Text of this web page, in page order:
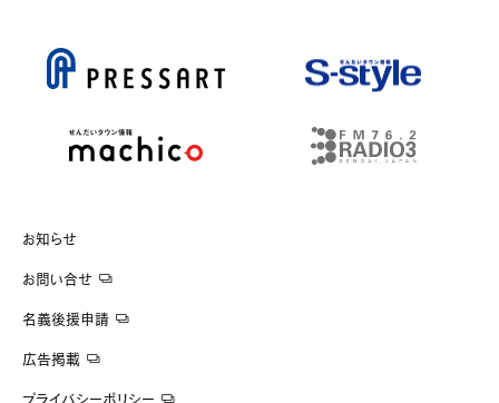
お知らせ
お問い合せ
名義後援申請
広告掲載
プライバシーポリシー